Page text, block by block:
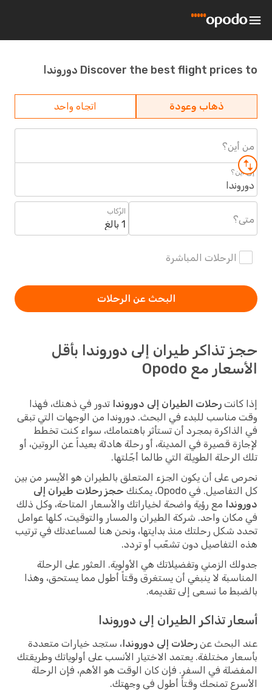
Discover the best flight prices to دوروندا
ذهاب وعودة اتجاه واحد
من أين؟
إلى أين؟
دوروندا
متى؟
الرُكاب
1 بالغ
الرحلات المباشرة
البحث عن الرحلات
حجز تذاكر طيران إلى دوروندا بأقل
الأسعار مع Opodo
إذا كانت رحلات الطيران إلى دوروندا تدور في ذهنك، فهذا
وقت مناسب للبدء في البحث. دوروندا من الوجهات التي تبقى
في الذاكرة بمجرد أن تستأثر باهتمامك، سواء كنت تخطط
لإجازة قصيرة في المدينة، أو رحلة هادئة بعيداً عن الروتين، أو
تلك الرحلة الطويلة التي طالما أجّلتها.
نحرص على أن يكون الجزء المتعلق بالطيران هو الأيسر من بين
كل التفاصيل. في Opodo، يمكنك
حجز رحلات طيران إلى
دوروندا مع رؤية واضحة لخياراتك والأسعار المتاحة، وكل ذلك
في مكان واحد. شركة الطيران والمسار والتوقيت، كلها عوامل
تحدد شكل رحلتك منذ بدايتها، ونحن هنا لمساعدتك في ترتيب
هذه التفاصيل دون تشعّب أو تردد.
جدولك الزمني وتفضيلاتك هي الأولوية. العثور على الرحلة
المناسبة لا ينبغي أن يستغرق وقتاً أطول مما يستحق، وهذا
بالضبط ما نسعى إلى تقديمه.
أسعار تذاكر الطيران إلى دوروندا
عند البحث عن رحلات إلى دوروندا، ستجد خيارات متعددة
بأسعار مختلفة. يعتمد الاختيار الأنسب على أولوياتك وطريقتك
المفضلة في السفر. فإن كان الوقت هو الأهم، فإن الرحلة
الأسرع تمنحك وقتاً أطول في وجهتك.